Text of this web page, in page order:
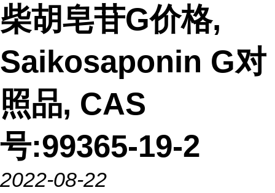
柴胡皂苷G价格,
Saikosaponin G对
照品, CAS
号:99365-19-2
2022-08-22